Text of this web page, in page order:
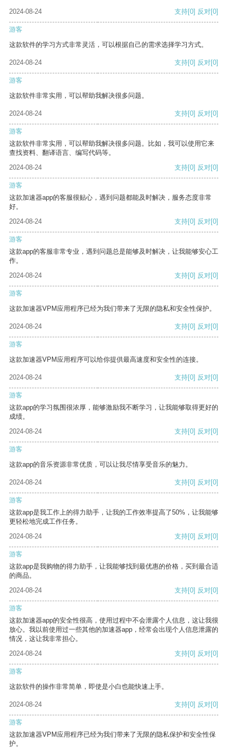
2024-08-24
支持[0] 反对[0]
游客
这款软件的学习方式非常灵活，可以根据自己的需求选择学习方式。
2024-08-24 支持[0] 反对[0]
游客
这款软件非常实用，可以帮助我解决很多问题。
2024-08-24 支持[0] 反对[0]
游客
这款软件非常实用，可以帮助我解决很多问题。比如，我可以使用它来
查找资料、翻译语言、编写代码等。
2024-08-24
支持[0] 反对[0]
游客
这款加速器app的客服很贴心，遇到问题都能及时解决，服务态度非常
好。
2024-08-24
支持[0] 反对[0]
游客
这款app的客服非常专业，遇到问题总是能够及时解决，让我能够安心工
作。
2024-08-24
支持[0] 反对[0]
游客
这款加速器VPM应用程序已经为我们带来了无限的隐私和安全性保护。
2024-08-24 支持[0] 反对[0]
游客
这款加速器VPM应用程序可以给你提供最高速度和安全性的连接。
2024-08-24 支持[0] 反对[0]
游客
这款app的学习氛围很浓厚，能够激励我不断学习，让我能够取得更好的
成绩。
2024-08-24
支持[0] 反对[0]
游客
这款app的音乐资源非常优质，可以让我尽情享受音乐的魅力。
2024-08-24 支持[0] 反对[0]
游客
这款app是我工作上的得力助手，让我的工作效率提高了50%，让我能够
更轻松地完成工作任务。
2024-08-24
支持[0] 反对[0]
游客
这款app是我购物的得力助手，让我能够找到最优惠的价格，买到最合适
的商品。
2024-08-24
支持[0] 反对[0]
游客
这款加速器app的安全性很高，使用过程中不会泄露个人信息，这让我很
放心。我以前使用过一些其他的加速器app，经常会出现个人信息泄露的
情况，这让我非常担心。
2024-08-24
支持[0] 反对[0]
游客
这款软件的操作非常简单，即使是小白也能快速上手。
2024-08-24 支持[0] 反对[0]
游客
这款加速器VPM应用程序已经为我们带来了无限的隐私保护和安全性保
护。